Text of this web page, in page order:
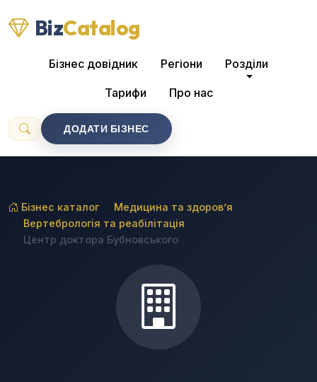
BizCatalog
Бізнес довідник Регіони Розділи
Тарифи Про нас
ДОДАТИ БІЗНЕС
Бізнес каталог
Медицина та здоров’я
Вертебрологія та реабілітація
Центр доктора Бубновського